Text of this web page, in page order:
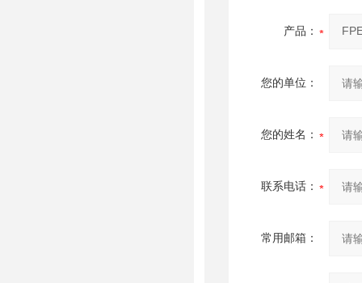
产品：
您的单位：
您的姓名：
联系电话：
常用邮箱：